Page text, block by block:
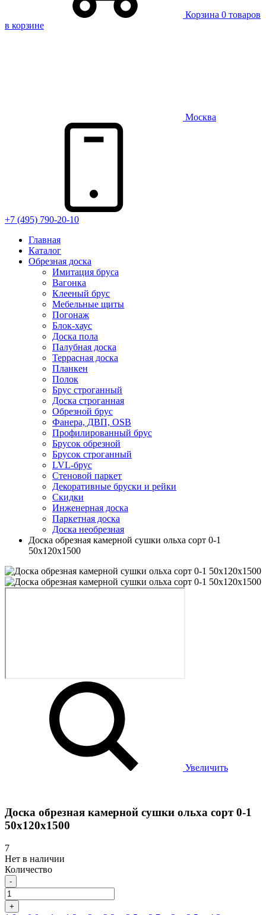
Корзина 0 товаров
в корзине
Москва
+7 (495) 790-20-10
Главная
Каталог
Обрезная доска
Имитация бруса
Вагонка
Клееный брус
Мебельные щиты
Погонаж
Блок-хаус
Доска пола
Палубная доска
Террасная доска
Планкен
Полок
Брус строганный
Доска строганная
Обрезной брус
Фанера, ДВП, OSB
Профилированный брус
Брусок обрезной
Брусок строганный
LVL-брус
Стеновой паркет
Декоративные бруски и рейки
Скидки
Инженерная доска
Паркетная доска
Доска необрезная
Доска обрезная камерной сушки ольха сорт 0-1
50х120х1500
Увеличить
Доска обрезная камерной сушки ольха сорт 0-1
50х120х1500
7
Нет в наличии
Количество
-
+